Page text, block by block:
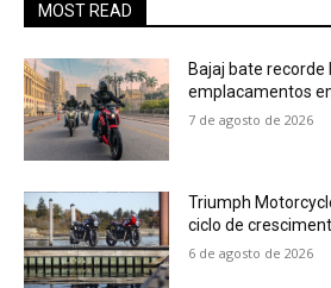
MOST READ
Bajaj bate recorde
emplacamentos
7 de agosto de 2026
Triumph
ciclo de
6 de agosto de 2026